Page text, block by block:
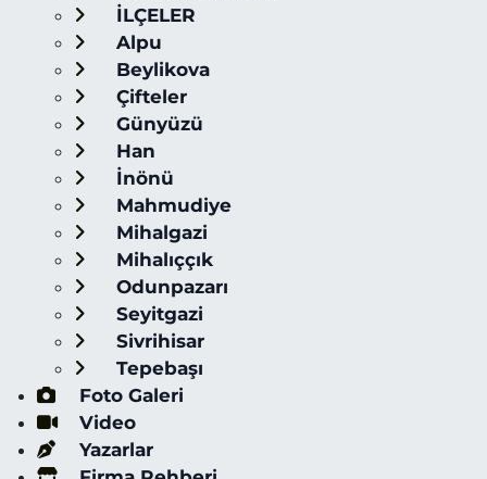
İLÇELER
Alpu
Beylikova
Çifteler
Günyüzü
Han
İnönü
Mahmudiye
Mihalgazi
Mihalıççık
Odunpazarı
Seyitgazi
Sivrihisar
Tepebaşı
Foto Galeri
Video
Yazarlar